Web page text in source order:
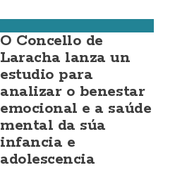
O Concello de
Laracha lanza un
estudio para
analizar o benestar
emocional e a saúde
mental da súa
infancia e
adolescencia